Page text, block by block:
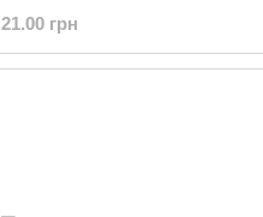
21.00 грн